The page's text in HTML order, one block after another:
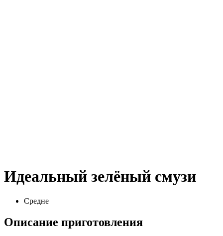
Идеальный зелёный смузи
Средне
Описание приготовления